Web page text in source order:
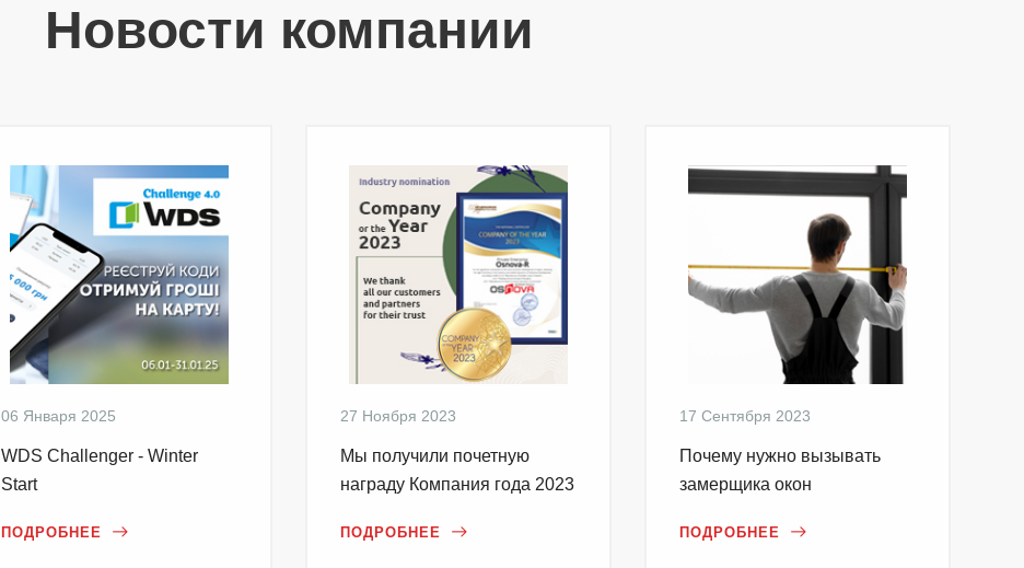
Новости компании
06 Января 2025
WDS Challenger - Winter
Start
ПОДРОБНЕЕ
27 Ноября 2023
Мы получили почетную
награду Компания года 2023
ПОДРОБНЕЕ
17 Сентября 2023
Почему нужно вызывать
замерщика окон
ПОДРОБНЕЕ